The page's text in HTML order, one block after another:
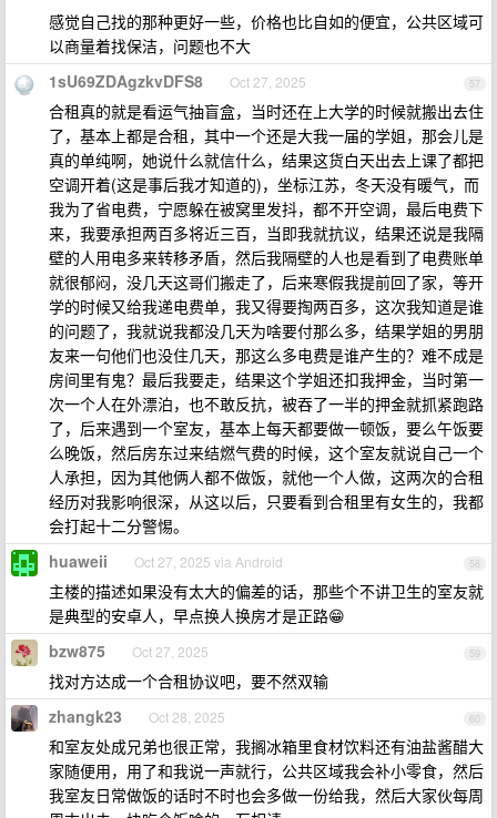
感觉自己找的那种更好一些，价格也比自如的便宜，公共区域可
以商量着找保洁，问题也不大
57
1sU69ZDAgzkvDFS8 Oct 27, 2025
合租真的就是看运气抽盲盒，当时还在上大学的时候就搬出去住
了，基本上都是合租，其中一个还是大我一届的学姐，那会儿是
真的单纯啊，她说什么就信什么，结果这货白天出去上课了都把
空调开着(这是事后我才知道的)，坐标江苏，冬天没有暖气，而
我为了省电费，宁愿躲在被窝里发抖，都不开空调，最后电费下
来，我要承担两百多将近三百，当即我就抗议，结果还说是我隔
壁的人用电多来转移矛盾，然后我隔壁的人也是看到了电费账单
就很郁闷，没几天这哥们搬走了，后来寒假我提前回了家，等开
学的时候又给我递电费单，我又得要掏两百多，这次我知道是谁
的问题了，我就说我都没几天为啥要付那么多，结果学姐的男朋
友来一句他们也没住几天，那这么多电费是谁产生的？难不成是
房间里有鬼？最后我要走，结果这个学姐还扣我押金，当时第一
次一个人在外漂泊，也不敢反抗，被吞了一半的押金就抓紧跑路
了，后来遇到一个室友，基本上每天都要做一顿饭，要么午饭要
么晚饭，然后房东过来结燃气费的时候，这个室友就说自己一个
人承担，因为其他俩人都不做饭，就他一个人做，这两次的合租
经历对我影响很深，从这以后，只要看到合租里有女生的，我都
会打起十二分警惕。
58
huaweii Oct 27, 2025 via Android
主楼的描述如果没有太大的偏差的话，那些个不讲卫生的室友就
是典型的安卓人，早点换人换房才是正路😁
59
bzw875 Oct 27, 2025
找对方达成一个合租协议吧，要不然双输
60
zhangk23 Oct 28, 2025
和室友处成兄弟也很正常，我搁冰箱里食材饮料还有油盐酱醋大
家随便用，用了和我说一声就行，公共区域我会补小零食，然后
我室友日常做饭的话时不时也会多做一份给我，然后大家伙每周